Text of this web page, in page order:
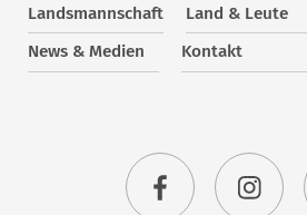
Landsmannschaft Land & Leute
News & Medien
Kontakt